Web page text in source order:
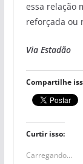
essa relação
reforçada ou
Via Estadão
Compartilhe
Curtir isso:
Carregando...